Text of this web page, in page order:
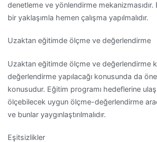
denetleme ve yönlendirme
bir yaklaşımla hemen çalışma yapılmalıdır.
Uzaktan eğitimde ölçme ve değerlendirme
Uzaktan eğitimde ölçme ve değerlendirme
değerlendirme yapılacağı konusunda da
konusudur. Eğitim programı hedeflerine
ölçebilecek uygun ölçme-değerlendirme
ve bunlar yaygınlaştırılmalıdır.
Eşitsizlikler